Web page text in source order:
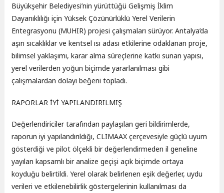
Büyükşehir Belediyesi’nin yürüttüğü Gelişmiş İklim
Dayanıklılığı için Yüksek Çözünürlüklü Yerel Verilerin
Entegrasyonu (MUHIR) projesi çalışmaları sürüyor. Antalya’da
aşırı sıcaklıklar ve kentsel ısı adası etkilerine odaklanan proje,
bilimsel yaklaşımı, karar alma süreçlerine katkı sunan yapısı,
yerel verilerden yoğun biçimde yararlanılması gibi
çalışmalardan dolayı beğeni topladı.
RAPORLAR İYİ YAPILANDIRILMIŞ
Değerlendiriciler tarafından paylaşılan geri bildirimlerde,
raporun iyi yapılandırıldığı, CLIMAAX çerçevesiyle güçlü uyum
gösterdiği ve pilot ölçekli bir değerlendirmeden il geneline
yayılan kapsamlı bir analize geçişi açık biçimde ortaya
koyduğu belirtildi. Yerel olarak belirlenen eşik değerler, uydu
verileri ve etkilenebilirlik göstergelerinin kullanılması da